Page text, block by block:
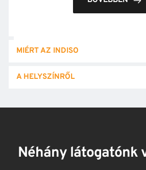
MIÉRT AZ INDISO
A HELYSZÍNRŐL
Néhány látogatónk